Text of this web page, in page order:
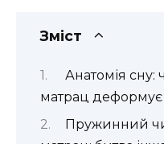
Зміст
Анатомія
матрац деформує
Пружинний